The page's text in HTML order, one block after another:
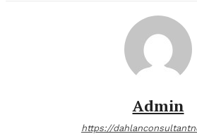
Admin
https://